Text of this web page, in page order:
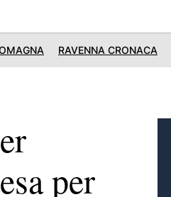
RAVENNA CRONACA
per